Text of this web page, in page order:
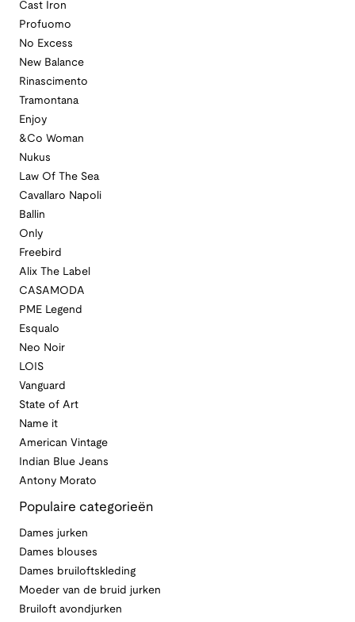
Cast Iron
Profuomo
No Excess
New Balance
Rinascimento
Tramontana
Enjoy
&Co Woman
Nukus
Law Of The Sea
Cavallaro Napoli
Ballin
Only
Freebird
Alix The Label
CASAMODA
PME Legend
Esqualo
Neo Noir
LOIS
Vanguard
State of Art
Name it
American Vintage
Indian Blue Jeans
Antony Morato
Populaire categorieën
Dames jurken
Dames blouses
Dames bruiloftskleding
Moeder van de bruid jurken
Bruiloft avondjurken